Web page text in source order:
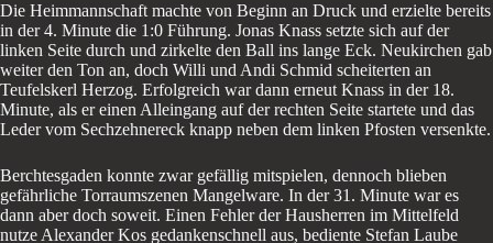
Die Heimmannschaft machte von Beginn an Druck und erzielte bereits
in der 4. Minute die 1:0 Führung. Jonas Knass setzte sich auf der
linken Seite durch und zirkelte den Ball ins lange Eck. Neukirchen gab
weiter den Ton an, doch Willi und Andi Schmid scheiterten an
Teufelskerl Herzog. Erfolgreich war dann erneut Knass in der 18.
Minute, als er einen Alleingang auf der rechten Seite startete und das
Leder vom Sechzehnereck knapp neben dem linken Pfosten versenkte.
Berchtesgaden konnte zwar gefällig mitspielen, dennoch blieben
gefährliche Torraumszenen Mangelware. In der 31. Minute war es
dann aber doch soweit. Einen Fehler der Hausherren im Mittelfeld
nutze Alexander Kos gedankenschnell aus, bediente Stefan Laube